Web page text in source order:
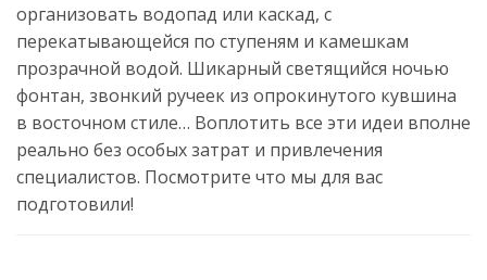
организовать водопад или каскад, с
перекатывающейся по ступеням и камешкам
прозрачной водой. Шикарный светящийся ночью
фонтан, звонкий ручеек из опрокинутого кувшина
в восточном стиле… Воплотить все эти идеи вполне
реально без особых затрат и привлечения
специалистов. Посмотрите что мы для вас
подготовили!